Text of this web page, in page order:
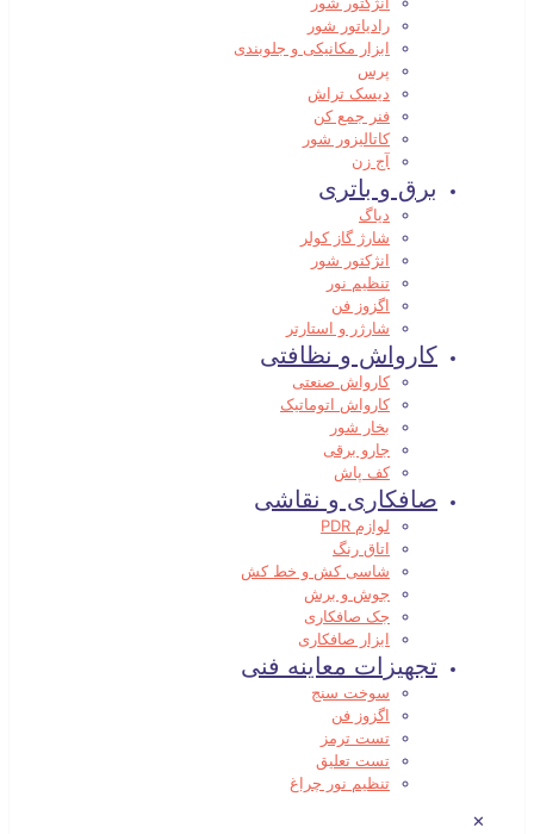
رادیاتور شور
ابزار مکانیکی و جلوبندی
پرس
دیسک تراش
فنر جمع کن
کاتالیزور شور
آج زن
برق و باتری
دیاگ
شارژ گاز کولر
انژکتور شور
تنظیم نور
اگزوز فن
شارژر و استارتر
کارواش و نظافتی
کارواش صنعتی
کارواش اتوماتیک
بخار شور
جارو برقی
کف پاش
صافکاری و نقاشی
لوازم PDR
اتاق رنگ
شاسی کش و خط کش
جوش و برش
جک صافکاری
ابزار صافکاری
تجهیزات معاینه فنی
سوخت سنج
اگزوز فن
تست ترمز
تست تعلیق
تنظیم نور چراغ
✕